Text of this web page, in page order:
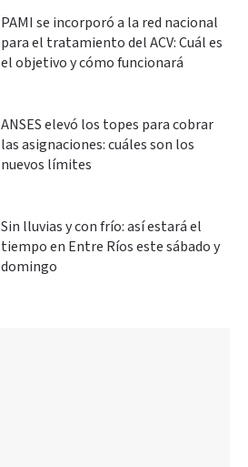
PAMI se incorporó a la red nacional
para el tratamiento del ACV: Cuál es
el objetivo y cómo funcionará
ANSES elevó los topes para cobrar
las asignaciones: cuáles son los
nuevos límites
Sin lluvias y con frío: así estará el
tiempo en Entre Ríos este sábado y
domingo